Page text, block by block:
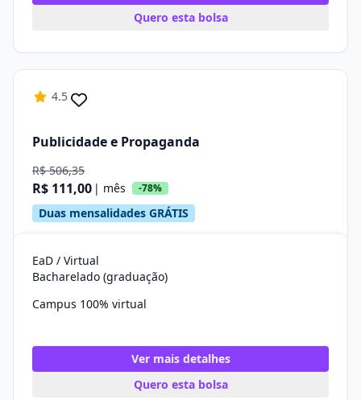
Quero esta bolsa
4.5
Publicidade e Propaganda
R$ 506,35
R$ 111,00 | mês -78%
Duas mensalidades GRÁTIS
EaD / Virtual
Bacharelado (graduação)
Campus 100% virtual
Ver mais detalhes
Quero esta bolsa